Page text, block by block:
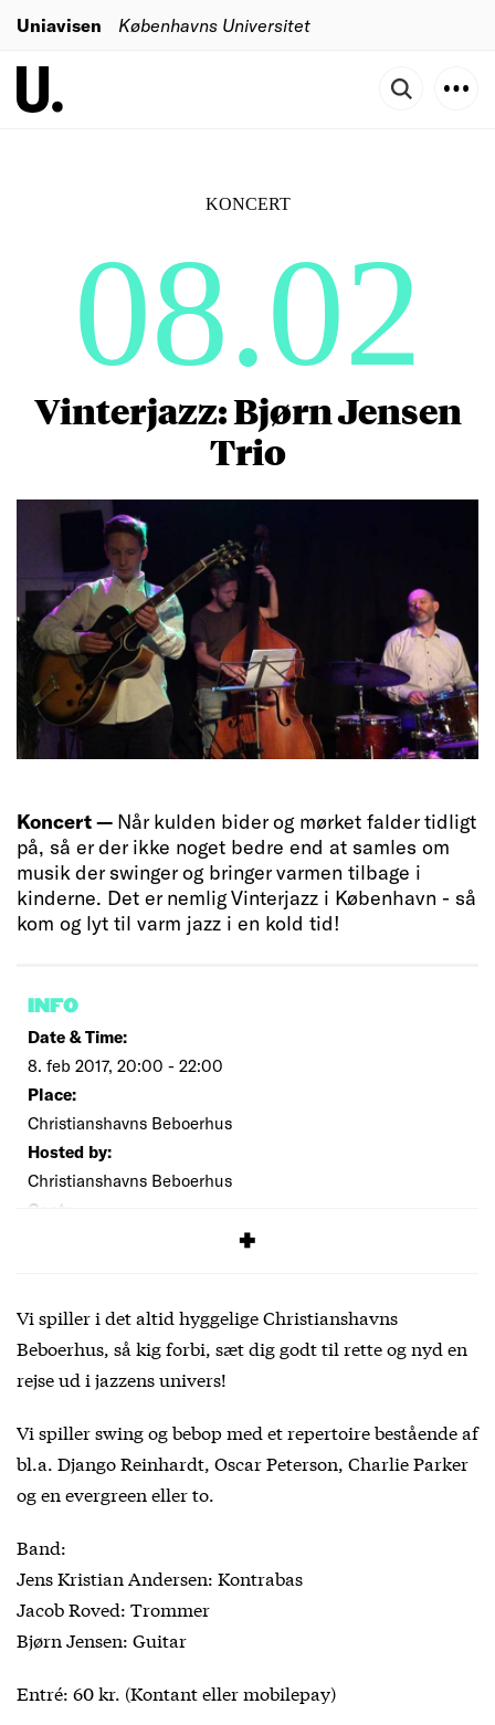
Uniavisen Københavns Universitet
KONCERT
08.02
Vinterjazz: Bjørn Jensen
Trio
Koncert — Når kulden bider og mørket falder tidligt
på, så er der ikke noget bedre end at samles om
musik der swinger og bringer varmen tilbage i
kinderne. Det er nemlig Vinterjazz i København - så
kom og lyt til varm jazz i en kold tid!
INFO
Date & Time:
8. feb 2017, 20:00 - 22:00
Place:
Christianshavns Beboerhus
Hosted by:
Christianshavns Beboerhus
Cost:
Vi spiller i det altid hyggelige Christianshavns
Beboerhus, så kig forbi, sæt dig godt til rette og nyd en
rejse ud i jazzens univers!
Vi spiller swing og bebop med et repertoire bestående af
bl.a. Django Reinhardt, Oscar Peterson, Charlie Parker
og en evergreen eller to.
Band:
Jens Kristian Andersen: Kontrabas
Jacob Roved: Trommer
Bjørn Jensen: Guitar
Entré: 60 kr. (Kontant eller mobilepay)